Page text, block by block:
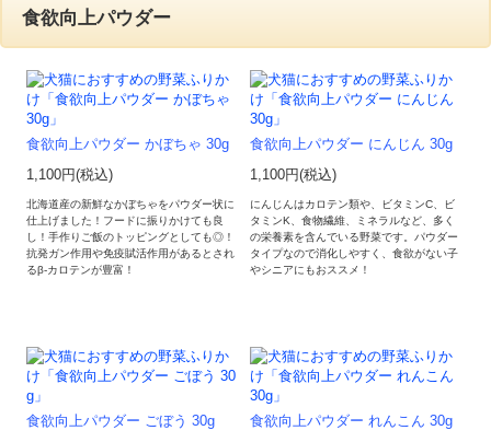
食欲向上パウダー
食欲向上パウダー かぼちゃ 30g
1,100円(税込)
北海道産の新鮮なかぼちゃをパウダー状に
仕上げました！フードに振りかけても良
し！手作りご飯のトッピングとしても◎！
抗発ガン作用や免疫賦活作用があるとされ
るβ-カロテンが豊富！
食欲向上パウダー にんじん 30g
1,100円(税込)
にんじんはカロテン類や、ビタミンC、ビ
タミンK、食物繊維、ミネラルなど、多く
の栄養素を含んでいる野菜です。パウダー
タイプなので消化しやすく、食欲がない子
やシニアにもおススメ！
食欲向上パウダー ごぼう 30g
食欲向上パウダー れんこん 30g